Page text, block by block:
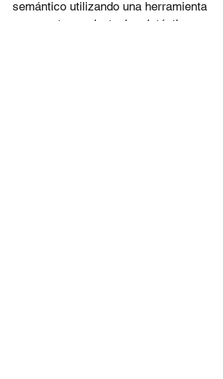
semántico utilizando una herramienta
puramente conductual y sintáctica.